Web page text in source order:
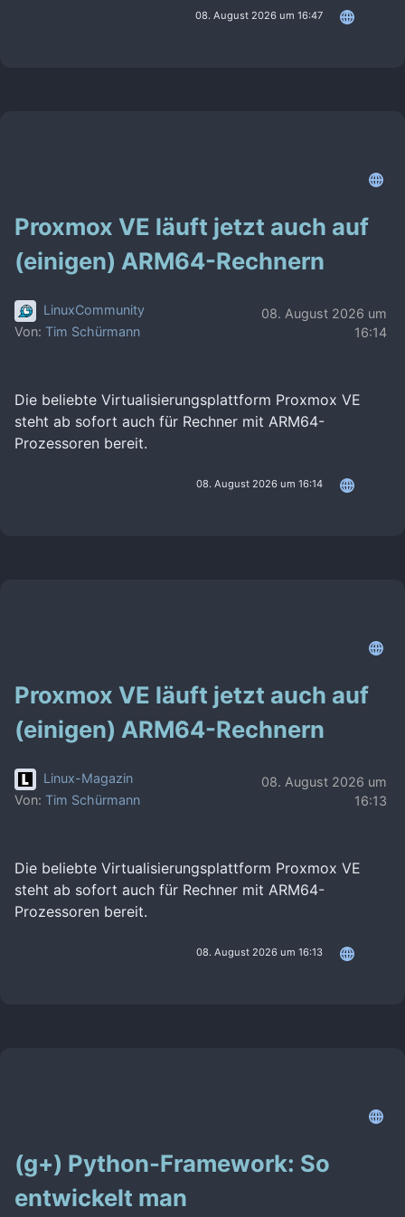
08. August 2026 um 16:47
Proxmox VE läuft jetzt auch auf
(einigen) ARM64-Rechnern
LinuxCommunity
Von: Tim Schürmann
08. August 2026 um
16:14
Die beliebte Virtualisierungsplattform Proxmox VE
steht ab sofort auch für Rechner mit ARM64-
Prozessoren bereit.
08. August 2026 um 16:14
Proxmox VE läuft jetzt auch auf
(einigen) ARM64-Rechnern
Linux-Magazin
Von: Tim Schürmann
08. August 2026 um
16:13
Die beliebte Virtualisierungsplattform Proxmox VE
steht ab sofort auch für Rechner mit ARM64-
Prozessoren bereit.
08. August 2026 um 16:13
(g+) Python-Framework: So
entwickelt man